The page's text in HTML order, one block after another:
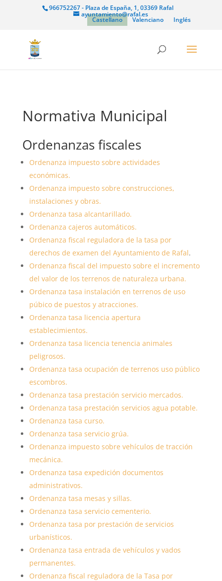
966752267 - Plaza de España, 1, 03369 Rafal
ayuntamiento@rafal.es
Castellano Valenciano Inglés
Normativa Municipal
Ordenanzas fiscales
Ordenanza impuesto sobre actividades
económicas.
Ordenanza impuesto sobre construcciones,
instalaciones y obras.
Ordenanza tasa alcantarillado.
Ordenanza cajeros automáticos.
Ordenanza fiscal reguladora de la tasa por
derechos de examen del Ayuntamiento de Rafal.
Ordenanza fiscal del impuesto sobre el incremento
del valor de los terrenos de naturaleza urbana.
Ordenanza tasa instalación en terrenos de uso
púbico de puestos y atracciones.
Ordenanza tasa licencia apertura
establecimientos.
Ordenanza tasa licencia tenencia animales
peligrosos.
Ordenanza tasa ocupación de terrenos uso público
escombros.
Ordenanza tasa prestación servicio mercados.
Ordenanza tasa prestación servicios agua potable.
Ordenanza tasa curso.
Ordenanza tasa servicio grúa.
Ordenanza impuesto sobre vehículos de tracción
mecánica.
Ordenanza tasa expedición documentos
administrativos.
Ordenanza tasa mesas y sillas.
Ordenanza tasa servicio cementerio.
Ordenanza tasa por prestación de servicios
urbanísticos.
Ordenanza tasa entrada de vehículos y vados
permanentes.
Ordenanza fiscal reguladora de la Tasa por